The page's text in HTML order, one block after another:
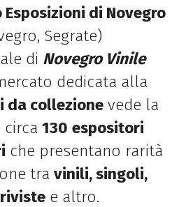
Esposizioni di Novegro
Segrate)
di Novegro Vinile
dedicata alla
da collezionevede la
130 espositori
che presentano rarità
tra vinili, singoli,
e altro.